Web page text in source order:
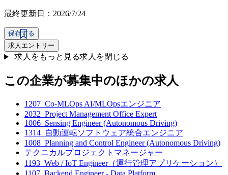
最終更新日：2026/7/24
保存する
求人エントリー
求人をもっと見る求人を閉じる
この企業が募集中のほかの求人
1207_Co-MLOps AI/MLOpsエンジニア
2032_Project Management Office Expert
1006_Sensing Engineer (Autonomous Driving)
1314_自動運転ソフトウェア統合エンジニア
1008_Planning and Control Engineer (Autonomous Driving)
テクニカルプロジェクトマネージャー
1193_Web / IoT Engineer（運行管理アプリケーション）